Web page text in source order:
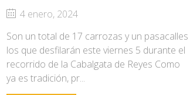
4 enero, 2024
Son un total de 17 carrozas y un pasacalles
los que desfilarán este viernes 5 durante el
recorrido de la Cabalgata de Reyes Como
ya es tradición, pr...